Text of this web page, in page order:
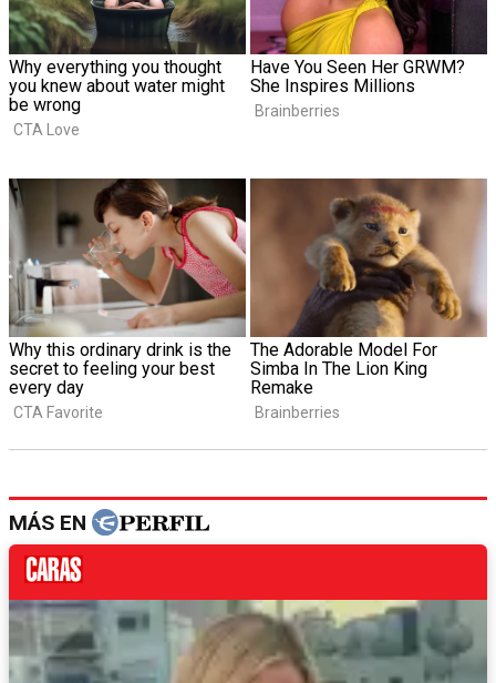
MÁS EN